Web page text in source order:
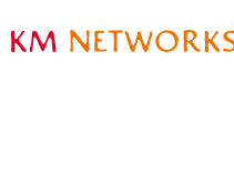
Kontakt